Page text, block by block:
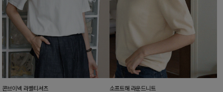
콘브이넥 라벨티셔츠 소프트해 라운드니트